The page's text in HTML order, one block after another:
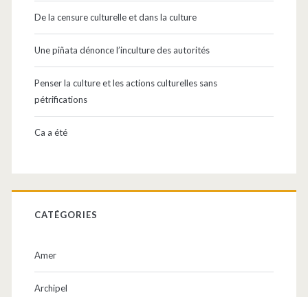
De la censure culturelle et dans la culture
Une piñata dénonce l’inculture des autorités
Penser la culture et les actions culturelles sans
pétrifications
Ca a été
CATÉGORIES
Amer
Archipel